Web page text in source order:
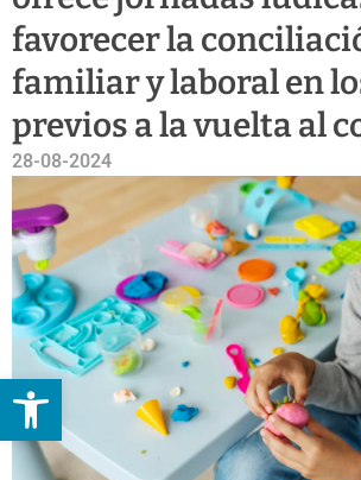
Abrir barra de
favorecer la
familiar y laboral en
previos a la vuelta al
28-08-2024